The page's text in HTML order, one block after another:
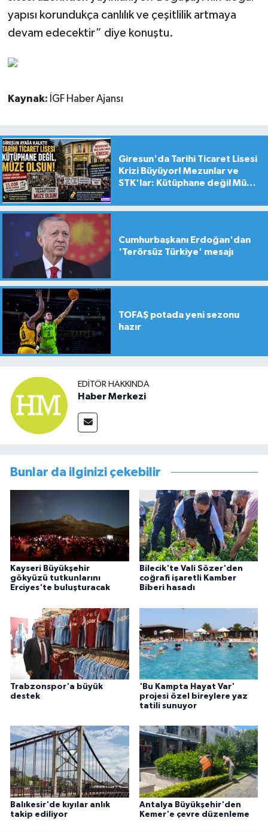
yapısı korundukça canlılık ve çeşitlilik artmaya
devam edecektir” diye konuştu.
Kaynak: İGF Haber Ajansı
Giresun'da Tarihi Ticaret Lisesi
Krizi Büyüyor! Mezunlar ve
STK'lar: Kütüphane değil Müze
Cumhurbaşkanı Erdoğan'dan
'Terörsüz Türkiye' mesajı
TOFAŞ potada yeni sezonu
hazır
EDITÖR HAKKINDA
Haber Merkezi
Bunlar da ilginizi çekebilir
Kayseri Büyükşehir
gökyüzü tutkunlarını
Erciyes'te buluşturacak
Bilecik'te Vali Sözer'den
coğrafi işaretli Kamber
Biberi hasadı
Trabzonspor'a büyük
destek
'Bu Kampta Hayat Var'
projesi özel bireylere yaz
tatili sunuyor
Balıkesir'de kıyılar anlık
takip ediliyor
Antalya Büyükşehir'den
Kemer'e çevre düzenleme